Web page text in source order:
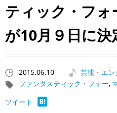
ティック・フォ
が10月９日に決
2015.06.10
芸能・エン
ファンタスティック・フォー,
ツイート